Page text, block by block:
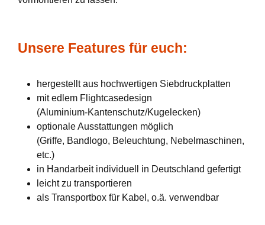
Unsere Features für euch:
hergestellt aus hochwertigen Siebdruckplatten
mit edlem Flightcasedesign
(Aluminium-Kantenschutz/Kugelecken)
optionale Ausstattungen möglich
(Griffe, Bandlogo, Beleuchtung, Nebelmaschinen,
etc.)
in Handarbeit individuell in Deutschland gefertigt
leicht zu transportieren
als Transportbox für Kabel, o.ä. verwendbar